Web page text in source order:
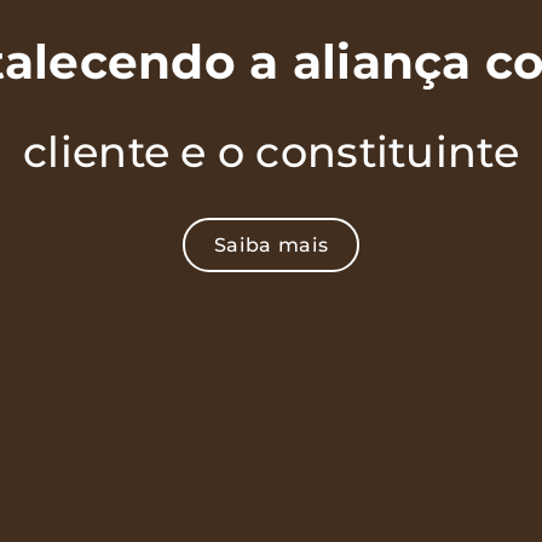
a aliança
cliente e o constituinte
Saiba mais